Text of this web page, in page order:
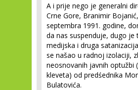
A i prije nego je generalni
Crne Gore, Branimir
septembra 1991. godine,
da nas suspenduje, dugo je
medijska i druga
se našao u radnoj izolaciji,
neosnovanih javnih optužbi
kleveta) od predśednika
Bulatovića.